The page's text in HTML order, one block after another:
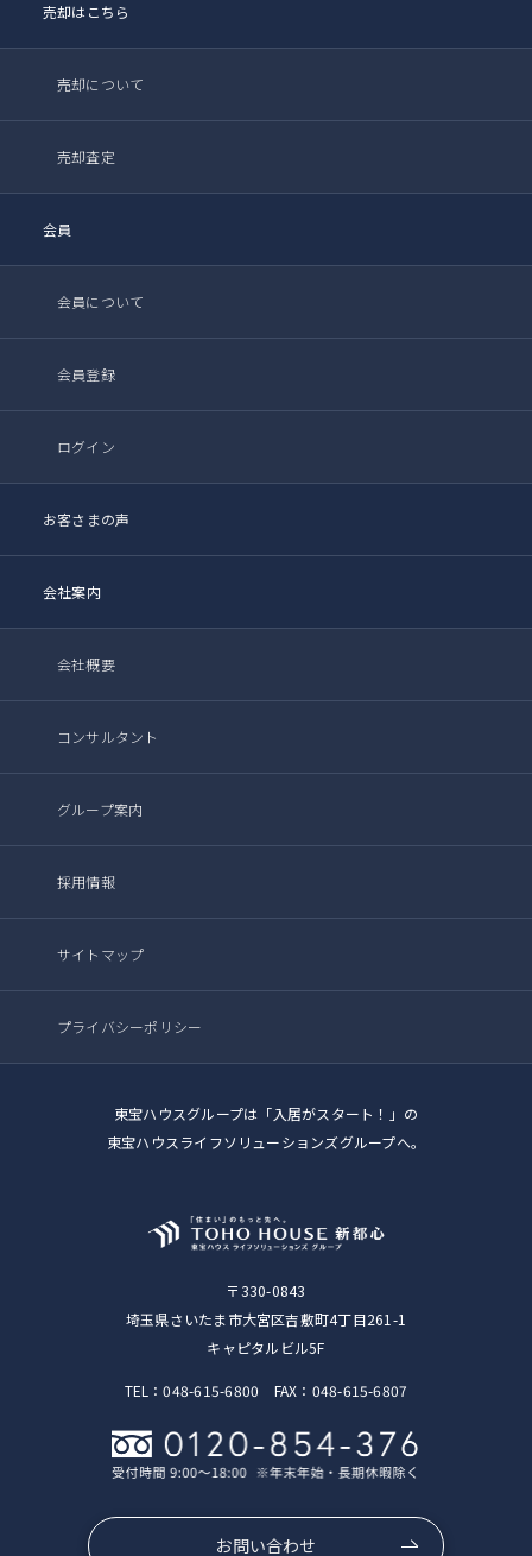
売却はこちら
売却について
売却査定
会員
会員について
会員登録
ログイン
お客さまの声
会社案内
会社概要
コンサルタント
グループ案内
採用情報
サイトマップ
プライバシーポリシー
東宝ハウスグループは「入居がスタート！」の
東宝ハウスライフソリューションズグループへ。
〒330-0843
埼玉県さいたま市大宮区吉敷町4丁目261-1
キャピタルビル5F
TEL：048-615-6800 FAX：048-615-6807
お問い合わせ